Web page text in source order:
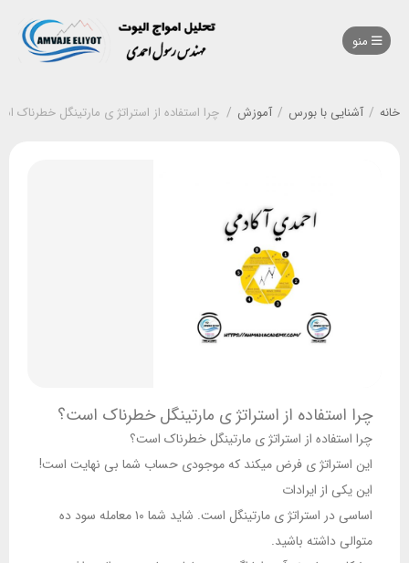
خانه / آشنایی با بورس / آموزش / چرا استفاده از استراتژ ی مارتینگل خطرناک
چرا استفاده از استراتژ ی مارتینگل خطرناک است؟
چرا استفاده از استراتژ ی مارتینگل خطرناک است؟
این استراتژ ی فرض میکند که موجودی حساب شما بی نهایت است!
این یکی از ایرادات
اساسی در استراتژ ی مارتینگل است. شاید شما ۱۰ معامله سود ده
متوالی داشته باشید.